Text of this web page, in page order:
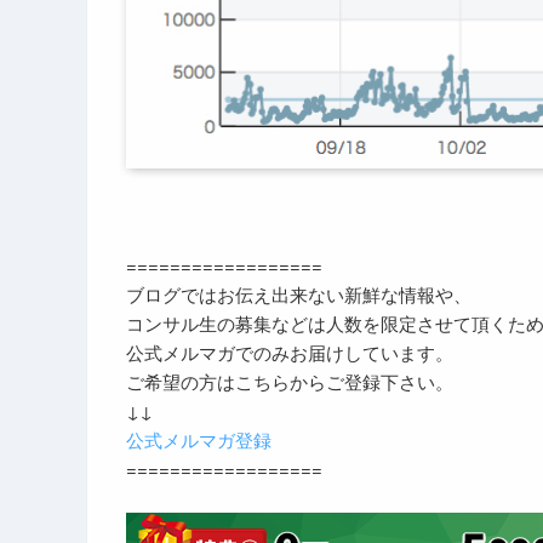
==================
ブログではお伝え出来ない新鮮な情報や、
コンサル生の募集などは人数を限定させて頂くため
公式メルマガでのみお届けしています。
ご希望の方はこちらからご登録下さい。
↓↓
公式メルマガ登録
==================